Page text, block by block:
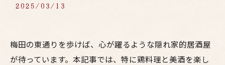
2025/03/13
梅田の東通りを歩けば、心が躍るような隠れ家的居酒屋
が待っています。本記事では、特に鶏料理と美酒を楽し